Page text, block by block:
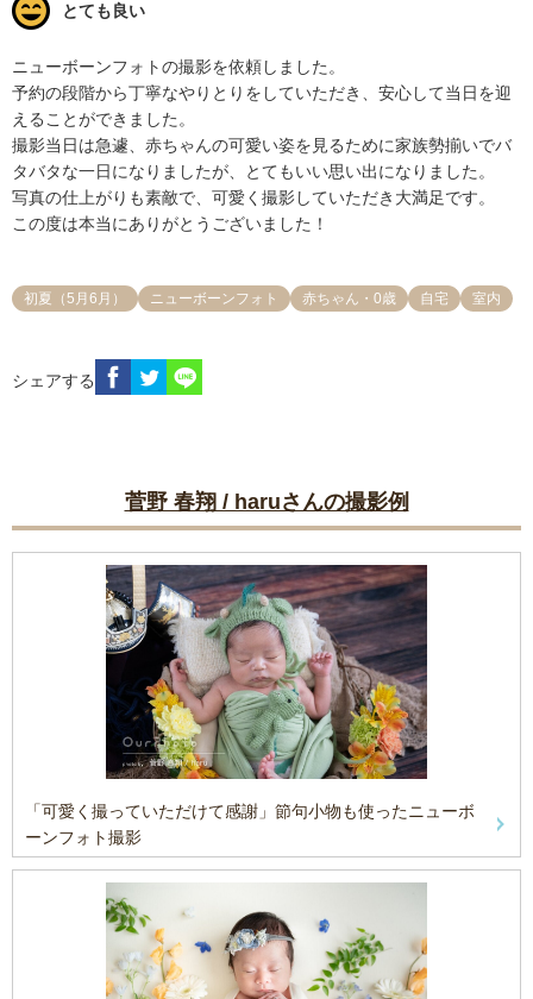
とても良い
ニューボーンフォトの撮影を依頼しました。
予約の段階から丁寧なやりとりをしていただき、安心して当日を迎
えることができました。
撮影当日は急遽、赤ちゃんの可愛い姿を見るために家族勢揃いでバ
タバタな一日になりましたが、とてもいい思い出になりました。
写真の仕上がりも素敵で、可愛く撮影していただき大満足です。
この度は本当にありがとうございました！
初夏（5月6月） ニューボーンフォト 赤ちゃん・0歳 自宅 室内
シェアする
菅野 春翔 / haruさんの撮影例
「可愛く撮っていただけて感謝」節句小物も使ったニューボ
ーンフォト撮影